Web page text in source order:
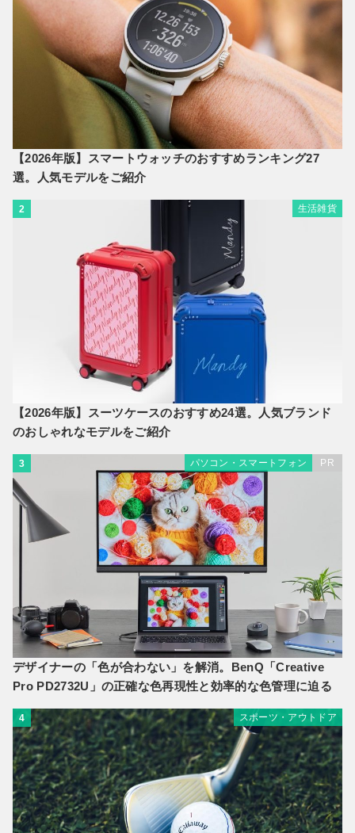
【2026年版】スマートウォッチのおすすめランキング27
選。人気モデルをご紹介
2 生活雑貨
【2026年版】スーツケースのおすすめ24選。人気ブランド
のおしゃれなモデルをご紹介
3 パソコン・スマートフォン PR
デザイナーの「色が合わない」を解消。BenQ「Creative
Pro PD2732U」の正確な色再現性と効率的な色管理に迫る
4 スポーツ・アウトドア